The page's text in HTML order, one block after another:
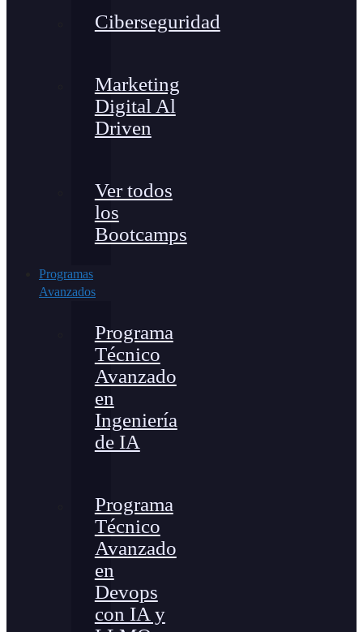
Ciberseguridad
Marketing
Digital Al
Driven
Ver todos
los
Bootcamps
Programas
Avanzados
Programa
Técnico
Avanzado
en
Ingeniería
de IA
Programa
Técnico
Avanzado
en
Devops
con IA y